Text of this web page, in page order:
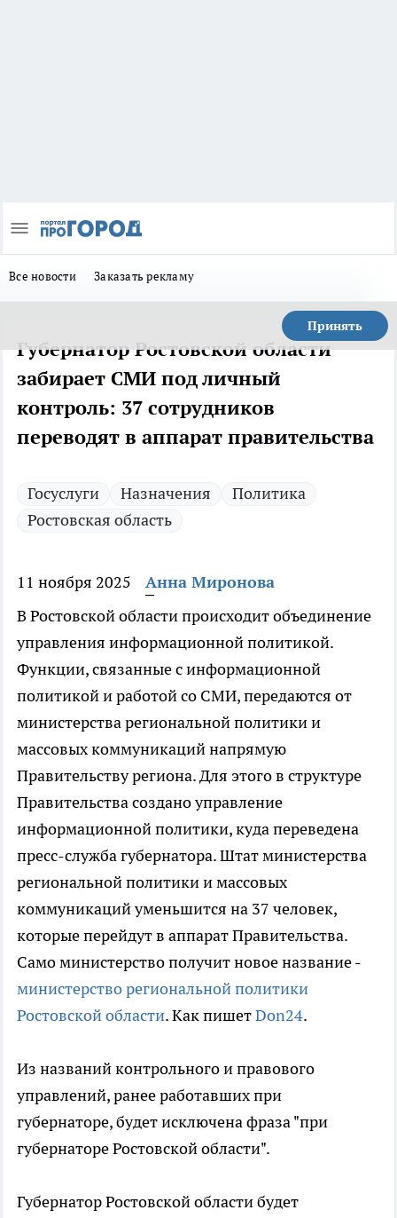
Все новости Заказать рекламу
Принять
Губернатор Ростовской области
забирает СМИ под личный
контроль: 37 сотрудников
переводят в аппарат правительства
Госуслуги Назначения
Политика
Ростовская область
11 ноября 2025
Анна Миронова
В Ростовской области происходит объединение
управления информационной политикой.
Функции, связанные с информационной
политикой и работой со СМИ, передаются от
министерства региональной политики и
массовых коммуникаций напрямую
Правительству региона. Для этого в структуре
Правительства создано управление
информационной политики, куда переведена
пресс-служба губернатора. Штат министерства
региональной политики и массовых
коммуникаций уменьшится на 37 человек,
которые перейдут в аппарат Правительства.
Само министерство получит новое название -
министерство региональной политики
Ростовской области. Как пишетDon24.
Из названий контрольного и правового
управлений, ранее работавших при
губернаторе, будет исключена фраза "при
губернаторе Ростовской области".
Губернатор Ростовской области будет